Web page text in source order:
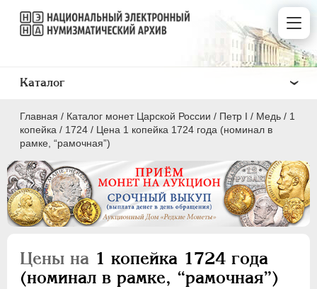
Главная / Каталог монет Царской России / Пeтр I / Медь / 1
копейка / 1724 / Цена 1 копейка 1724 года (номинал в
рамке, “рамочная”)
Цены на 1 копейка 1724 года
(номинал в рамке, “рамочная”)
Каталог
ПEТР I 1699 - 1725
Серебро
Медь